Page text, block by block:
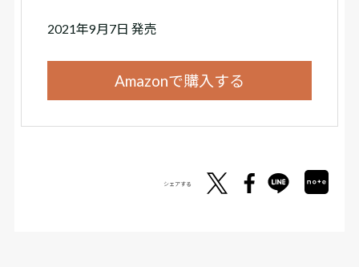
2021年9月7日 発売
Amazonで購入する
シェアする